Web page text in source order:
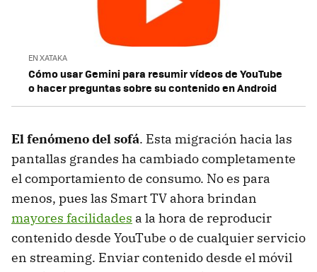
EN XATAKA
Cómo usar Gemini para resumir vídeos de YouTube
o hacer preguntas sobre su contenido en Android
El fenómeno del sofá. Esta migración hacia las
pantallas grandes ha cambiado completamente
el comportamiento de consumo. No es para
menos, pues las Smart TV ahora brindan
mayores facilidades a la hora de reproducir
contenido desde YouTube o de cualquier servicio
en streaming. Enviar contenido desde el móvil